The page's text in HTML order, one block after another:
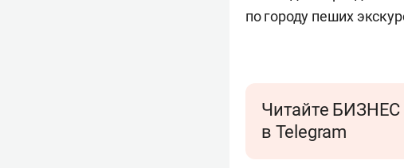
по городу пеших
Читайте БИЗНЕС
в Telegram